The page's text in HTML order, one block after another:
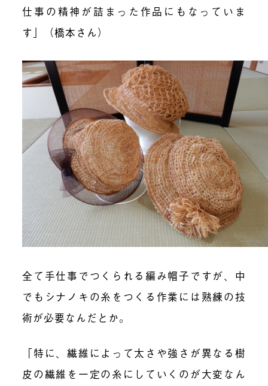
仕事の精神が詰まった作品にもなっていま
す」（橋本さん）
全て手仕事でつくられる編み帽子ですが、中
でもシナノキの糸をつくる作業には熟練の技
術が必要なんだとか。
「特に、繊維によって太さや強さが異なる樹
皮の繊維を一定の糸にしていくのが大変なん